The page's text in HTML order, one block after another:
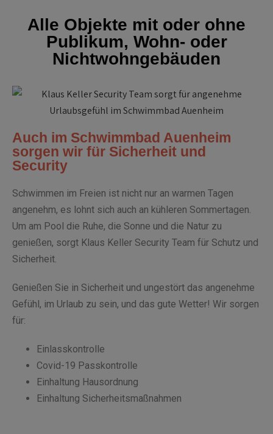
Alle Objekte mit oder ohne
Publikum, Wohn- oder
Nichtwohngebäuden
Auch im Schwimmbad Auenheim
sorgen wir für Sicherheit und
Security
Schwimmen im Freien ist nicht nur an warmen Tagen
angenehm, es lohnt sich auch an kühleren Sommertagen.
Um am Pool die Ruhe, die Sonne und die Natur zu
genießen, sorgt Klaus Keller Security Team für Schutz und
Sicherheit.
Genießen Sie in Sicherheit und ungestört das angenehme
Gefühl, im Urlaub zu sein, und das gute Wetter! Wir sorgen
für:
Einlasskontrolle
Covid-19 Passkontrolle
Einhaltung Hausordnung
Einhaltung Sicherheitsmaßnahmen